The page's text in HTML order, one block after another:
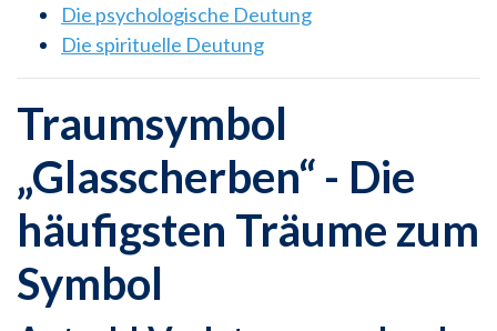
Die psychologische Deutung
Die spirituelle Deutung
Traumsymbol
„Glasscherben“ - Die
häufigsten Träume zum
Symbol